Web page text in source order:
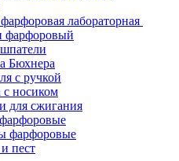
лабораторная
фарфоровый
Бюхнера
с ручкой
носиком
для сжигания
фарфоровые
пест